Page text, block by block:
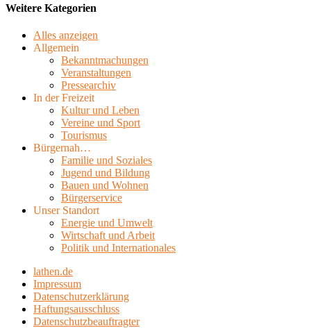
Weitere Kategorien
Alles anzeigen
Allgemein
Bekanntmachungen
Veranstaltungen
Pressearchiv
In der Freizeit
Kultur und Leben
Vereine und Sport
Tourismus
Bürgernah…
Familie und Soziales
Jugend und Bildung
Bauen und Wohnen
Bürgerservice
Unser Standort
Energie und Umwelt
Wirtschaft und Arbeit
Politik und Internationales
lathen.de
Impressum
Datenschutzerklärung
Haftungsausschluss
Datenschutzbeauftragter